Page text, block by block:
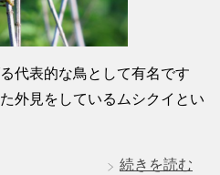
代表的な鳥として有名です
外見をしているムシクイとい
続きを読む